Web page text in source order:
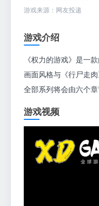
游戏来源：网友投递
游戏介绍
《权力的游戏》是一
画面风格与《行尸走
全部系列将会由六个
游戏视频